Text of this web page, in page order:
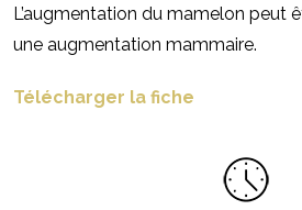
L’augmentation du mamelon peut
une augmentation mammaire.
Télécharger la fiche